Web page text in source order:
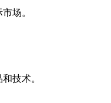
场。
技术。